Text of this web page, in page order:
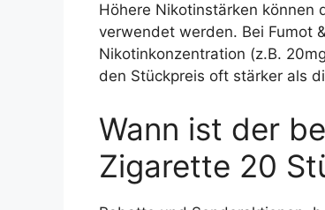
Höhere Nikotinstärken können
verwendet werden. Bei Fumot
Nikotinkonzentration (z.B.
den Stückpreis oft stärker als
Wann ist der
Zigarette 20